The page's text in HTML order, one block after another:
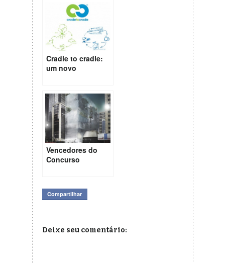
Cradle to cradle:
um novo
Vencedores do
Concurso
Paulista
Compartilhar
Deixe seu comentário: